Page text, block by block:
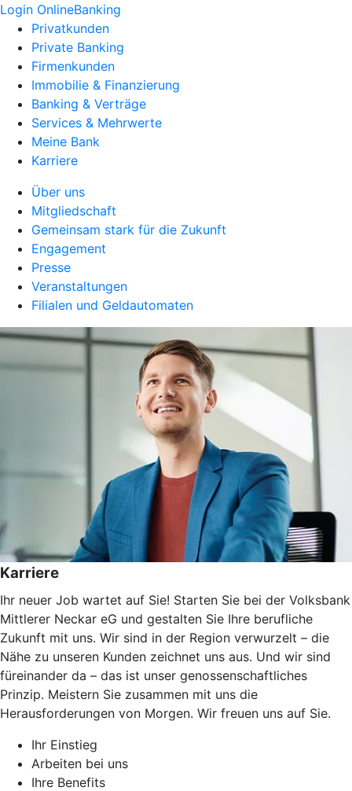
Login OnlineBanking
Privatkunden
Private Banking
Firmenkunden
Immobilie & Finanzierung
Banking & Verträge
Services & Mehrwerte
Meine Bank
Karriere
Über uns
Mitgliedschaft
Gemeinsam stark für die Zukunft
Engagement
Presse
Veranstaltungen
Filialen und Geldautomaten
Karriere
Ihr neuer Job wartet auf Sie! Starten Sie bei der Volksbank
Mittlerer Neckar eG und gestalten Sie Ihre berufliche
Zukunft mit uns. Wir sind in der Region verwurzelt – die
Nähe zu unseren Kunden zeichnet uns aus. Und wir sind
füreinander da – das ist unser genossenschaftliches
Prinzip. Meistern Sie zusammen mit uns die
Herausforderungen von Morgen. Wir freuen uns auf Sie.
Ihr Einstieg
Arbeiten bei uns
Ihre Benefits